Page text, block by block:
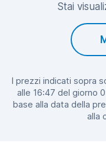
Stai
I prezzi indicati sopra
alle 16:47 del giorno
base alla data della
alla